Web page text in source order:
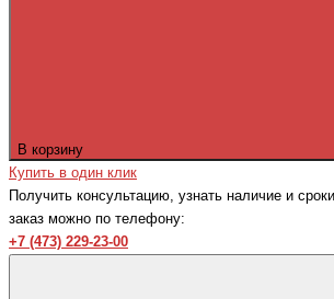
В корзину
Купить в один клик
Получить консультацию, узнать наличие и
заказ можно по телефону:
+7 (473) 229-23-00